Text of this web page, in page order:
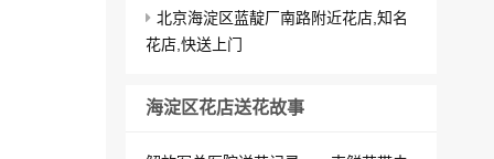
北京海淀区蓝靛厂南路附近花店,知名
花店,快送上门
海淀区花店送花故事